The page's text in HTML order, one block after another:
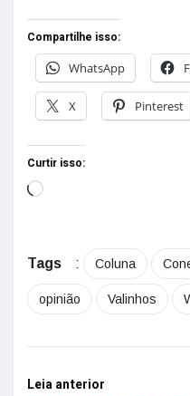
Compartilhe isso:
WhatsApp
X Pinterest
Curtir isso:
Tags : Coluna
opinião Valinhos
Leia anterior